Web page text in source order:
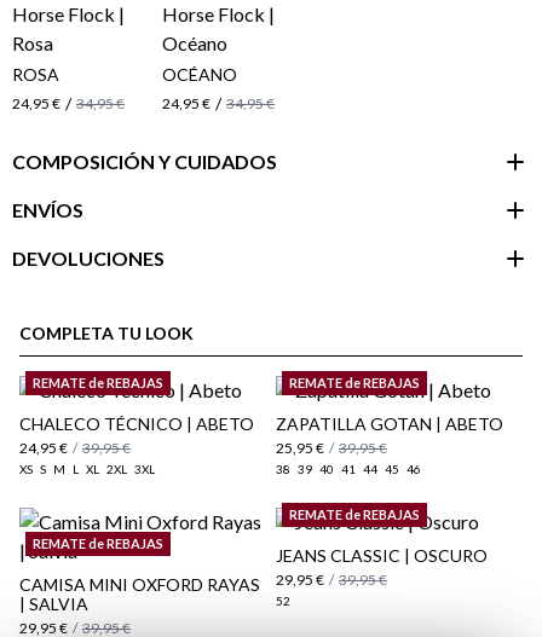
ROSA
24,95 € / 34,95 €
OCÉANO
24,95 € / 34,95 €
COMPOSICIÓN Y CUIDADOS
ENVÍOS
DEVOLUCIONES
cliente
COMPLETA TU LOOK
REMATE de REBAJAS
CHALECO TÉCNICO | ABETO
24,95 € / 39,95 €
XS S M L XL 2XL 3XL
REMATE de REBAJAS
ZAPATILLA GOTAN | ABETO
25,95 € / 39,95 €
38 39 40 41 44 45 46
REMATE de REBAJAS
CAMISA MINI OXFORD RAYAS
| SALVIA
29,95 € / 39,95 €
REMATE de REBAJAS
JEANS CLASSIC | OSCURO
29,95 € / 39,95 €
52